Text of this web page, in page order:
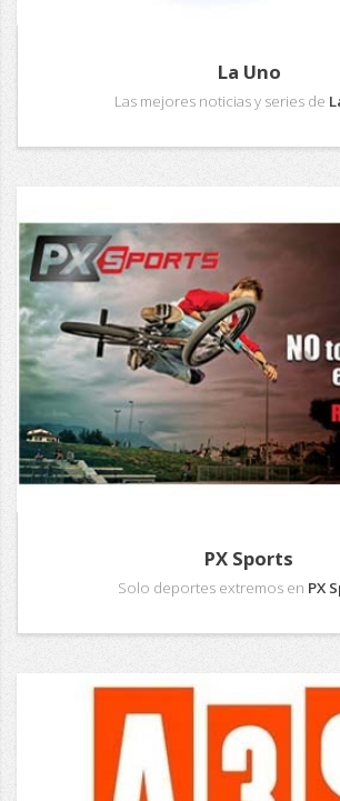
La Uno
Las mejores noticias y series de
PX Sports
Solo deportes extremos en PX